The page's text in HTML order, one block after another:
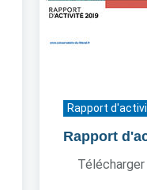
Rapport
Rapport